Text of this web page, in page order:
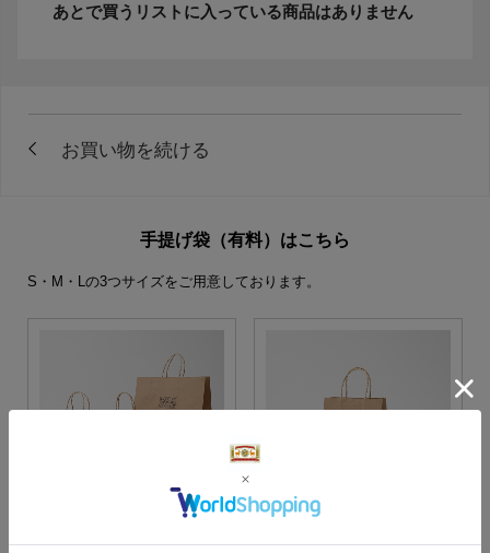
あとで買うリストに入っている商品はありません
手提げ袋（有料）はこちら
S・M・Lの3つサイズをご用意しております。